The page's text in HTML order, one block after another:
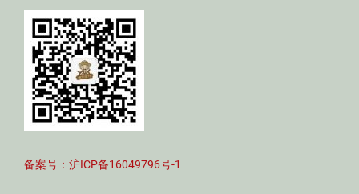
备案号：沪ICP备16049796号-1